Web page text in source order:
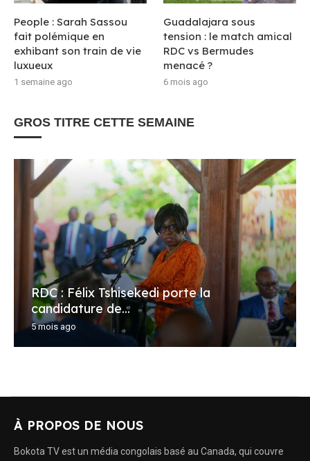
People : Sarah Sassou
fait polémique en
exhibant son train de vie
luxueux
1 semaine ago
Guadalajara sous
tension : le match amical
RDC vs Bermudes
menacé ?
6 mois ago
GROS TITRE CETTE SEMAINE
RDC : Félix Tshisekedi porte la
candidature de...
5 mois ago
À PROPOS DE NOUS
Bokota TV est un média congolais basé au Canada, qui couvre